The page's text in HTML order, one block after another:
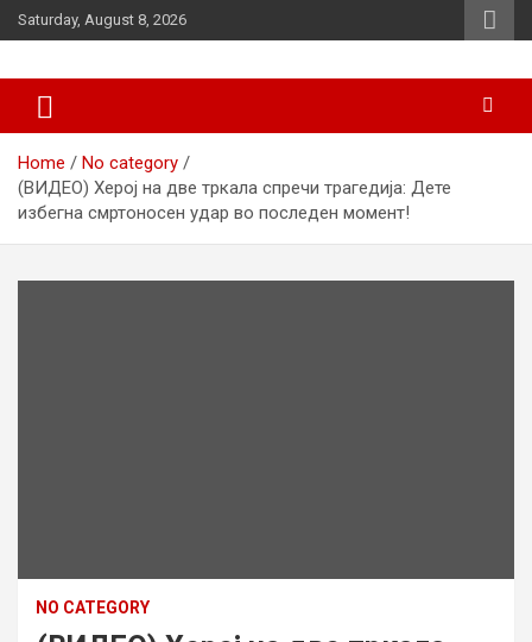
Skip
to
Saturday, August 8, 2026
d7-news.com
Home
No category
(ВИДЕО) Херој на две тркала спречи трагедија: Дете
избегна смртоносен удар во последен момент!
NO CATEGORY